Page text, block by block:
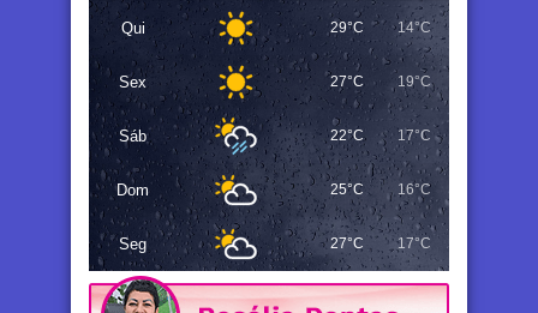
Qui 29°C 14°C
Sex 27°C 19°C
Sáb 22°C 17°C
Dom 25°C 16°C
Seg 27°C 17°C